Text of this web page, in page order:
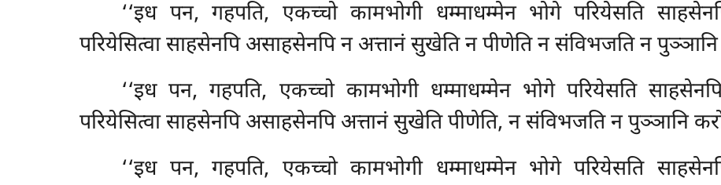
‘‘इध पन, गहपति, एकच्चो कामभोगी धम्माधम्मेन भोगे परियेसति
परियेसित्वा साहसेनपि असाहसेनपि न अत्तानं सुखेति न पीणेति न संविभजति न पुञ्ञानि
‘‘इध पन, गहपति, एकच्चो कामभोगी धम्माधम्मेन भोगे परियेसति
परियेसित्वा साहसेनपि असाहसेनपि अत्तानं सुखेति पीणेति, न संविभजति न पुञ्ञानि
‘‘इध पन, गहपति, एकच्चो कामभोगी धम्माधम्मेन भोगे परियेसति